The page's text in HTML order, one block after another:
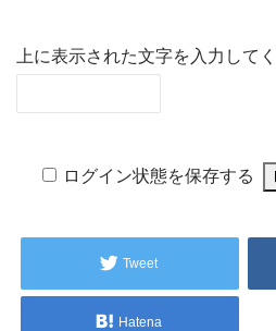
上に表示された文字を入力してく
ログイン状態を保存する
Tweet
Hatena